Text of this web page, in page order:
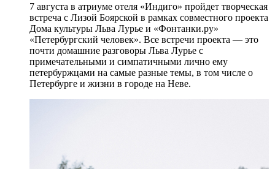
7 августа в атриуме отеля «Индиго» пройдет творческая
встреча с Лизой Боярской в рамках совместного проекта
Дома культуры Льва Лурье и «Фонтанки.ру»
«Петербургский человек». Все встречи проекта — это
почти домашние разговоры Льва Лурье с
примечательными и симпатичными лично ему
петербуржцами на самые разные темы, в том числе о
Петербурге и жизни в городе на Неве.